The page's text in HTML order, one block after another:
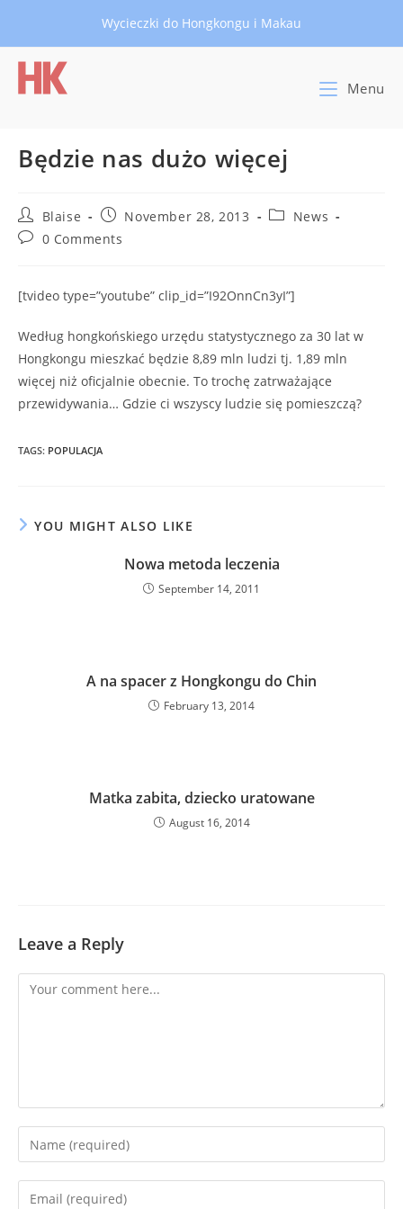
Wycieczki do Hongkongu i Makau
Menu
Będzie nas dużo więcej
Post
author:
Blaise
Post
published:
November 28, 2013
PostNews
Post0 Comments
[tvideo type=”youtube” clip_id=”I92OnnCn3yI”]
Według hongkońskiego urzędu statystycznego za 30 lat w
Hongkongu mieszkać będzie 8,89 mln ludzi tj. 1,89 mln
więcej niż oficjalnie obecnie. To trochę zatrważające
przewidywania… Gdzie ci wszyscy ludzie się pomieszczą?
TAGS: POPULACJA
YOU MIGHT ALSO LIKE
Nowa metoda leczenia
September 14, 2011
A na spacer z Hongkongu do Chin
February 13, 2014
Matka zabita, dziecko uratowane
August 16, 2014
Leave a Reply
Comment
Enter
your
name
Enter